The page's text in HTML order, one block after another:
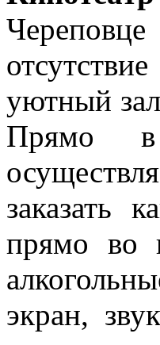
уютный
Прямо в
заказать
прямо во
экран,